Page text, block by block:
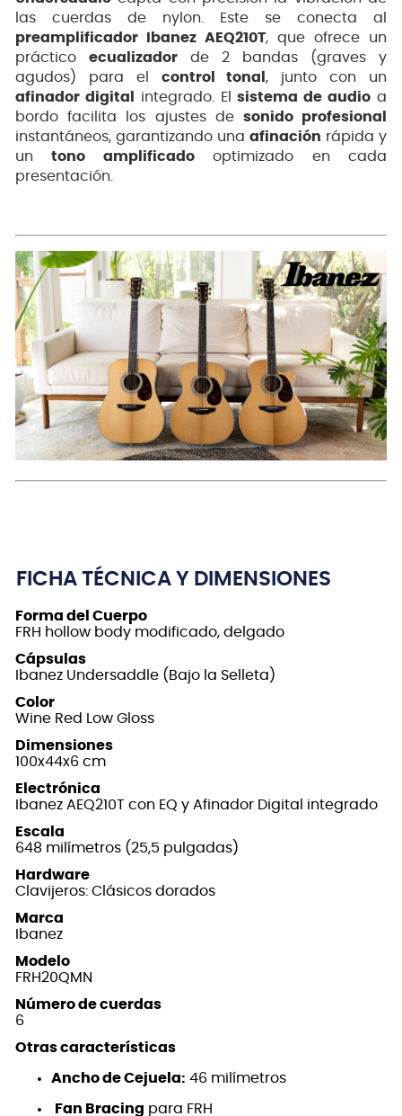
las cuerdas de nylon. Este se conecta al
preamplificador Ibanez AEQ210T, que ofrece un
práctico ecualizador de 2 bandas (graves y
agudos) para el control tonal , junto con un
afinador digital
integrado. Elsistema de audio a
bordo facilita los ajustes de sonido profesional
instantáneos, garantizando una afinación rápida y
untono amplificadooptimizado en cada
presentación.
FICHA TÉCNICA Y DIMENSIONES
Forma del Cuerpo
FRH hollow body modificado, delgado
Cápsulas
Ibanez Undersaddle (Bajo la Selleta)
Color
Wine Red Low Gloss
Dimensiones
100x44x6 cm
Electrónica
Ibanez AEQ210T con EQ y Afinador Digital integrado
Escala
648 milímetros (25,5 pulgadas)
Hardware
Clavijeros: Clásicos dorados
Marca
Ibanez
Modelo
FRH20QMN
Número de cuerdas
6
Otras características
Ancho de Cejuela: 46 milímetros
Fan Bracing para FRH